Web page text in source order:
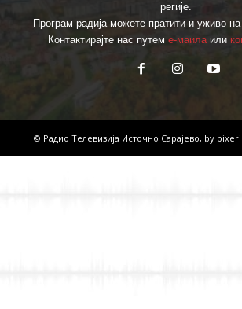
регије.
Програм радија можете пратити и уживо
Контактирајте нас путем е-маилаили
© Радио Телевизија Источно Сарајево, by